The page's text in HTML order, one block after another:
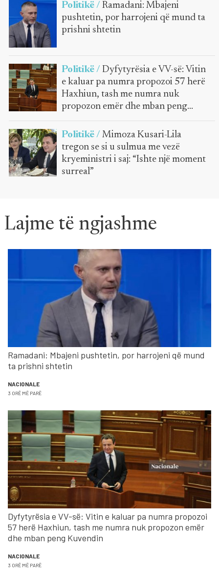
Politikë / Ramadani: Mbajeni
pushtetin, por harrojeni që mund ta
prishni shtetin
Politikë / Dyfytyrësia e VV-së: Vitin
e kaluar pa numra propozoi 57 herë
Haxhiun, tash me numra nuk
propozon emër dhe mban peng
Kuvendin
Politikë / Mimoza Kusari-Lila
tregon se si u sulmua me vezë
kryeministri i saj: “Ishte një moment
surreal”
Lajme të ngjashme
Ramadani: Mbajeni pushtetin, por harrojeni që mund
ta prishni shtetin
NACIONALE
3 ORË MË PARË
Dyfytyrësia e VV-së: Vitin e kaluar pa numra propozoi
57 herë Haxhiun, tash me numra nuk propozon emër
dhe mban peng Kuvendin
NACIONALE
3 ORË MË PARË